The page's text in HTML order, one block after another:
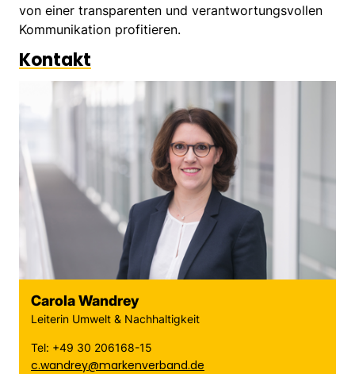
von einer transparenten und verantwortungsvollen
Kommunikation profitieren.
Kontakt
Carola Wandrey
Leiterin Umwelt & Nachhaltigkeit
Tel: +49 30 206168-15
c.wandrey@markenverband.de